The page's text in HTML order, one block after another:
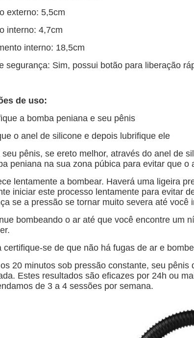
externo: 5,5cm
interno: 4,7cm
interno: 18,5cm
segurança: Sim, possui botão para liberação
de uso:
a bomba peniana e seu pênis
o anel de silicone e depois lubrifique ele
seu pênis, se ereto melhor, através do anel de
peniana na sua zona púbica para evitar que o
lentamente a bombear. Haverá uma ligeira
iniciar este processo lentamente para evitar
se a pressão se tornar muito severa até você
bombeando o ar até que você encontre um
certifique-se de que não há fugas de ar e
20 minutos sob pressão constante, seu
Estes resultados são eficazes por 24h ou
de 3 a 4 sessões por semana.